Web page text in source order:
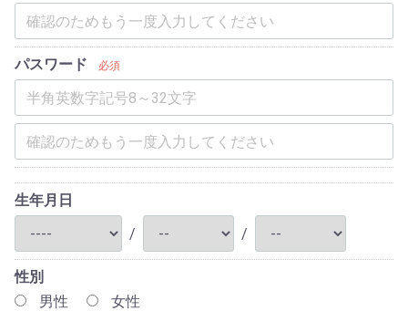
パスワード 必須
生年月日
/
/
性別
男性
女性